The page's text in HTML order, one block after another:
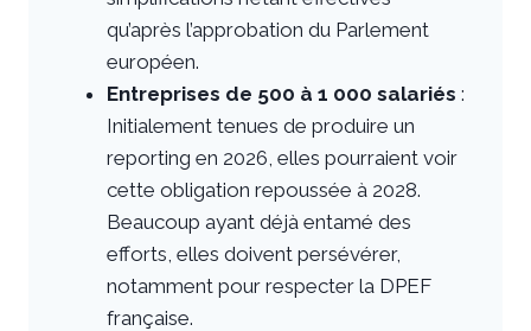
qu’après l’approbation du Parlement
européen.
Entreprises de 500 à 1 000 salariés :
Initialement tenues de produire un
reporting en 2026, elles pourraient voir
cette obligation repoussée à 2028.
Beaucoup ayant déjà entamé des
efforts, elles doivent persévérer,
notamment pour respecter la DPEF
française.